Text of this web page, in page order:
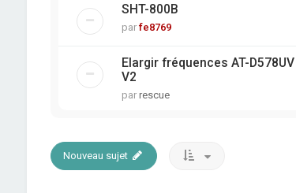
SHT-800B
par fe8769
Elargir fréquences AT-D578UV
V2
par rescue
Nouveau sujet